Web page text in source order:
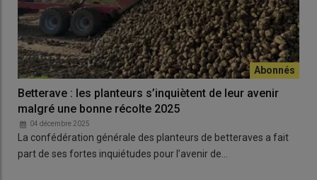
Betterave : les planteurs s’inquiètent de leur avenir
malgré une bonne récolte 2025
04 décembre 2025
La confédération générale des planteurs de betteraves a fait
part de ses fortes inquiétudes pour l’avenir de…